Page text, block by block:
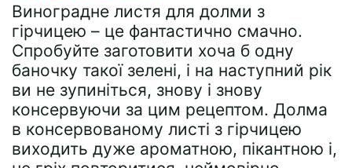
Виноградне листя для долми з
гірчицею – це фантастично смачно.
Спробуйте заготовити хоча б одну
баночку такої зелені, і на наступний рік
ви не зупиніться, знову і знову
консервуючи за цим рецептом. Долма
в консервованому листі з гірчицею
виходить дуже ароматною, пікантною і,